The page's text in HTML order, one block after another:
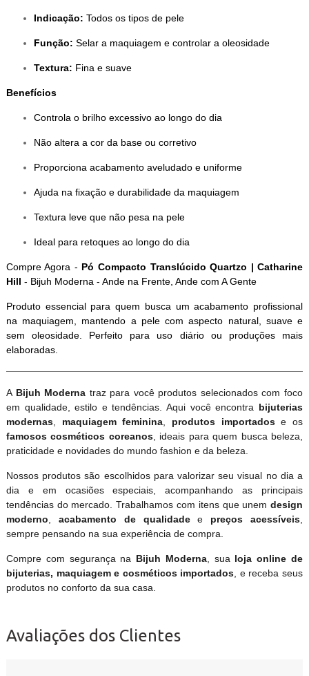
Indicação: Todos os tipos de pele
Função: Selar a maquiagem e controlar a oleosidade
Textura: Fina e suave
Benefícios
Controla o brilho excessivo ao longo do dia
Não altera a cor da base ou corretivo
Proporciona acabamento aveludado e uniforme
Ajuda na fixação e durabilidade da maquiagem
Textura leve que não pesa na pele
Ideal para retoques ao longo do dia
Compre Agora - Pó Compacto Translúcido Quartzo | Catharine
Hill - Bijuh Moderna - Ande na Frente, Ande com A Gente
Produto essencial para quem busca um acabamento profissional
na maquiagem, mantendo a pele com aspecto natural, suave e
sem oleosidade. Perfeito para uso diário ou produções mais
elaboradas.
A Bijuh Moderna traz para você produtos selecionados com foco
em qualidade, estilo e tendências. Aqui você encontra bijuterias
modernas, maquiagem feminina produtos importadose os
famosos cosméticos coreanos, ideais para quem busca beleza,
praticidade e novidades do mundo fashion e da beleza.
Nossos produtos são escolhidos para valorizar seu visual no dia a
dia e em ocasiões especiais, acompanhando as principais
tendências do mercado. Trabalhamos com itens que unemdesign
moderno
acabamento de qualidadee preços acessíveis
sempre pensando na sua experiência de compra.
Compre com segurança na Bijuh Moderna, sua loja online de
bijuterias, maquiagem e cosméticos importados , e receba seus
produtos no conforto da sua casa.
Avaliações dos Clientes